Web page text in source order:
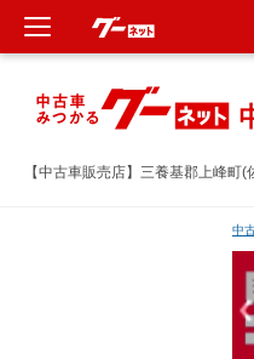
【中古車販売店】三養基郡上峰町
中
新車
中古車